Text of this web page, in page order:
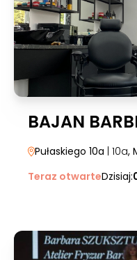
BAJAN
Pułaskiego 10a | 10a,
Teraz otwarteDzisiaj: